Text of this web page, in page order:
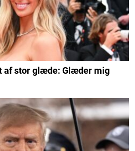
af stor glæde: Glæder mig